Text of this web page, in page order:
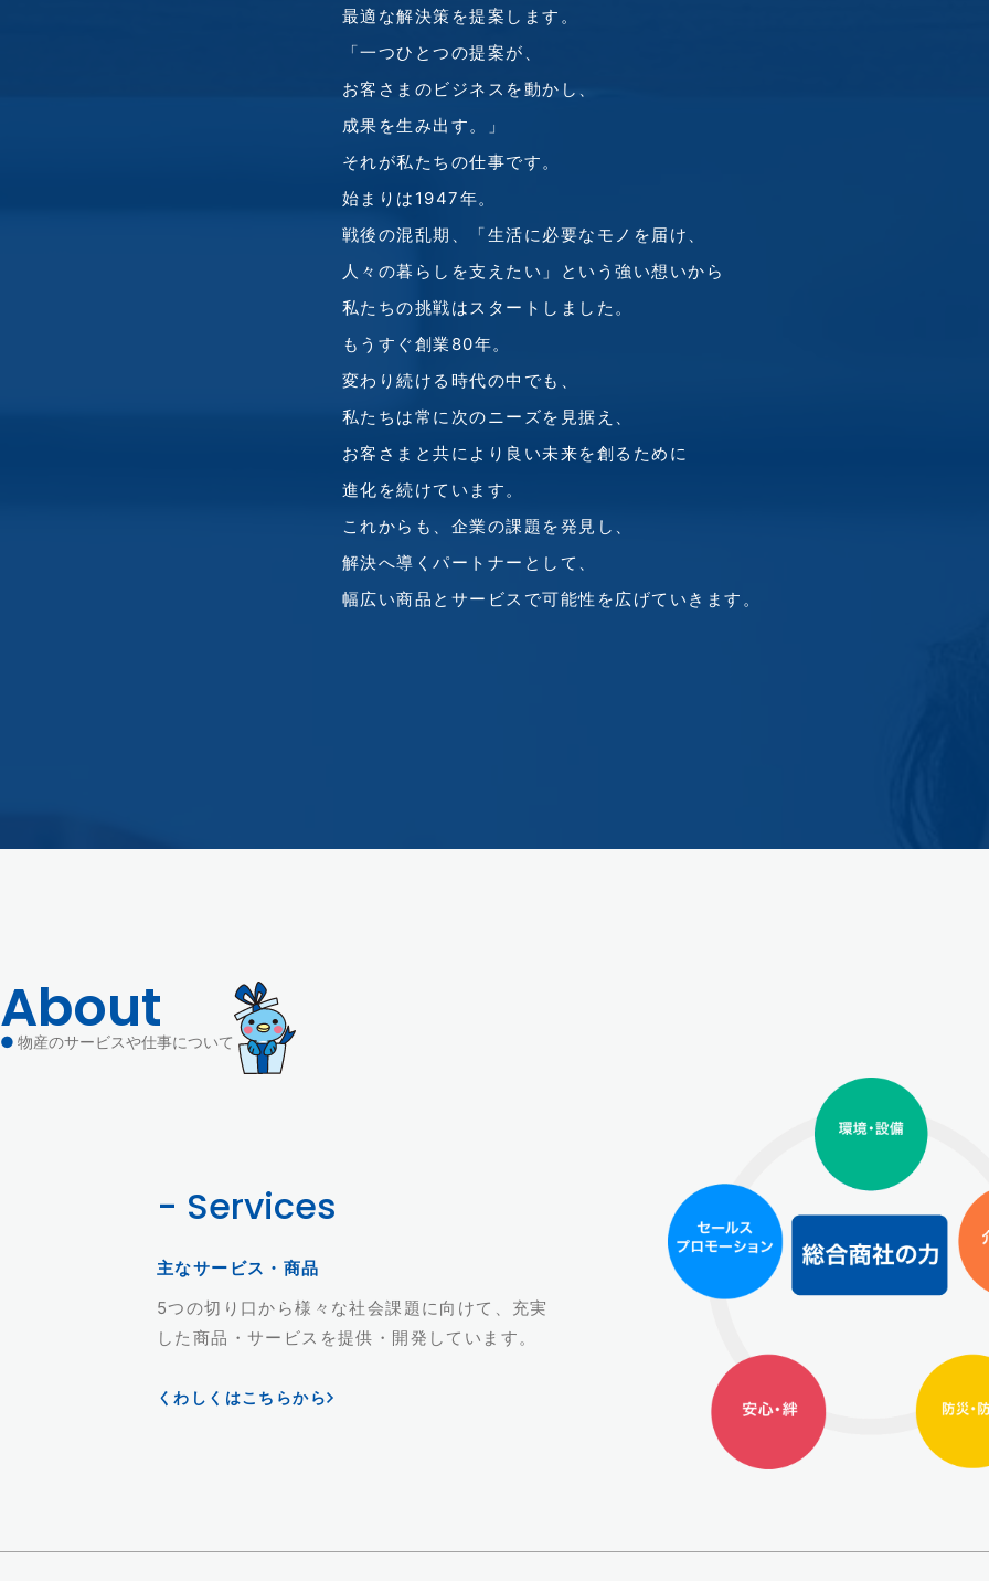
最適な解決策を提案します。
「一つひとつの提案が、
お客さまのビジネスを動かし、
成果を生み出す。」
それが私たちの仕事です。
始まりは1947年。
戦後の混乱期、
「生活に必要なモノを届け、
人々の暮らしを支えたい」という 強い想いから
私たちの挑戦はスタートしました。
もうすぐ創業80年。
変わり続ける時代の中でも、
私たちは常に次のニーズを見据え、
お客さまと共に より良い未来を創るために
進化を続けています。
これからも、企業の課題を発見し、
解決へ導くパートナーとして、
幅広い商品とサービスで可能性を広げていきます。
About
● 物産のサービスや仕事について
- Services
主なサービス・商品
5つの切り口から様々な社会課題に向けて、充実
した商品・サービスを提供・開発しています。
くわしくはこちらから